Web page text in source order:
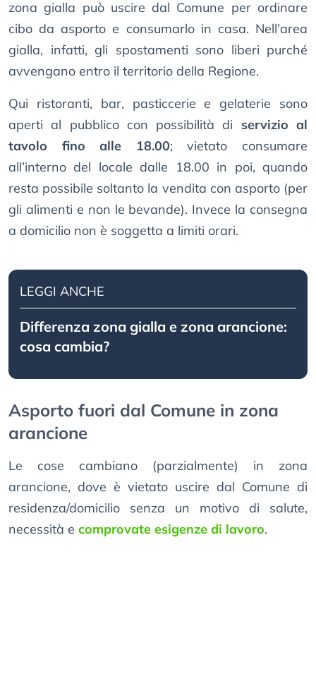
zona gialla può uscire dal Comune per ordinare
cibo da asporto e consumarlo in casa. Nell’area
gialla, infatti, gli spostamenti sono liberi purché
avvengano entro il territorio della Regione.
Qui ristoranti, bar, pasticcerie e gelaterie sono
aperti al pubblico con possibilità di servizio al
tavolo fino alle 18.00; vietato consumare
all’interno del locale dalle 18.00 in poi, quando
resta possibile soltanto la vendita con asporto (per
gli alimenti e non le bevande). Invece la consegna
a domicilio non è soggetta a limiti orari.
LEGGI ANCHE
Differenza zona gialla e zona arancione:
cosa cambia?
Asporto fuori dal Comune in zona
arancione
Le cose cambiano (parzialmente) in zona
arancione, dove è vietato uscire dal Comune di
residenza/domicilio senza un motivo di salute,
necessità e comprovate esigenze di lavoro.